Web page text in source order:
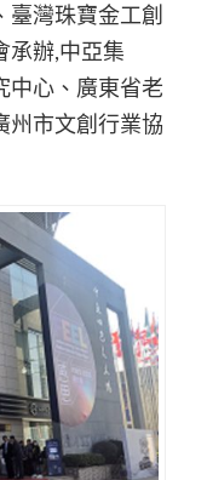
灣珠寶金工創
承辦,中亞集
中心、廣東省老
州市文創行業協